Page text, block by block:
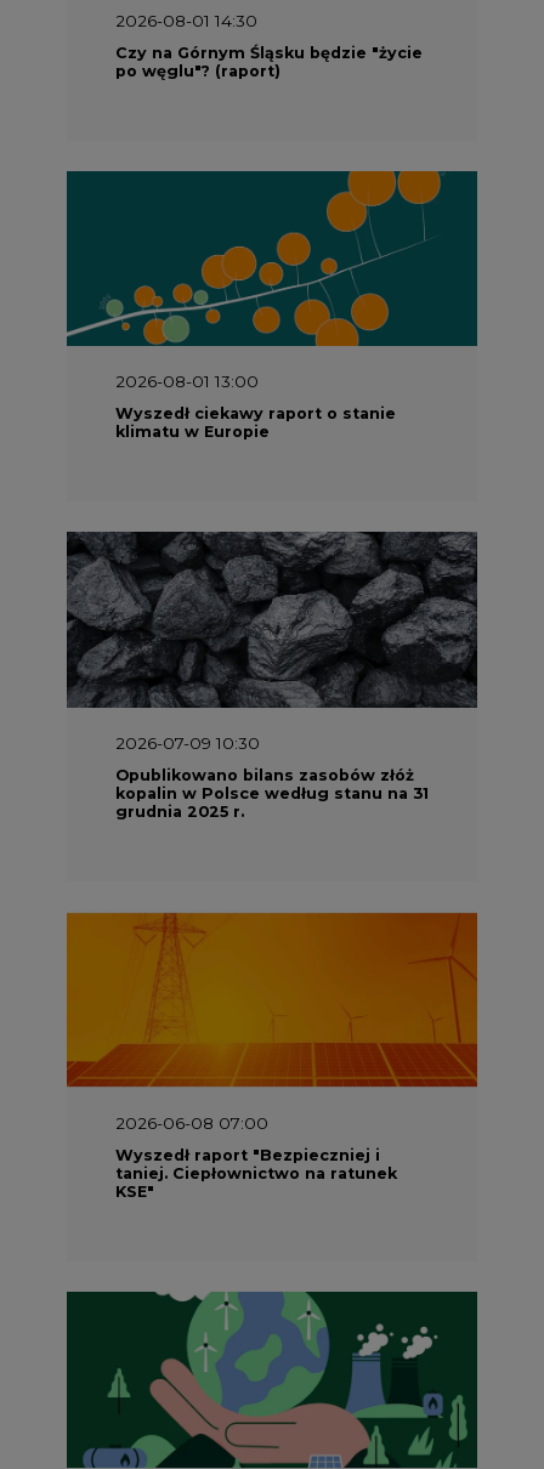
2026-08-01 14:30
Czy na Górnym Śląsku będzie "życie
po węglu"? (raport)
2026-08-01 13:00
Wyszedł ciekawy raport o stanie
klimatu w Europie
2026-07-09 10:30
Opublikowano bilans zasobów złóż
kopalin w Polsce według stanu na 31
grudnia 2025 r.
2026-06-08 07:00
Wyszedł raport "Bezpieczniej i
taniej. Ciepłownictwo na ratunek
KSE"